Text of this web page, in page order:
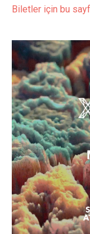
Biletler için bu